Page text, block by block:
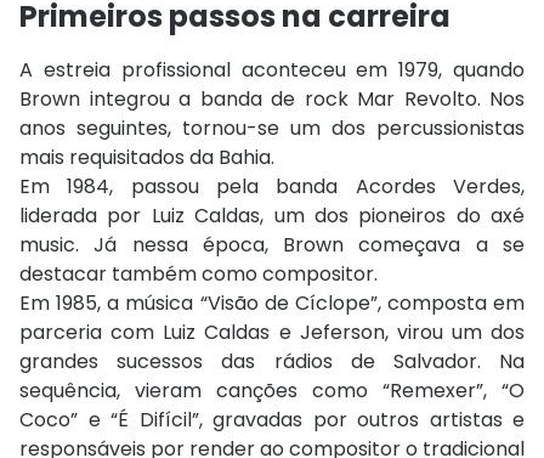
Primeiros passos na carreira
A estreia profissional aconteceu em 1979, quando
Brown integrou a banda de rock Mar Revolto. Nos
anos seguintes, tornou-se um dos percussionistas
mais requisitados da Bahia.
Em 1984, passou pela banda Acordes Verdes,
liderada por Luiz Caldas, um dos pioneiros do axé
music. Já nessa época, Brown começava a se
destacar também como compositor.
Em 1985, a música “Visão de Cíclope”, composta em
parceria com Luiz Caldas e Jeferson, virou um dos
grandes sucessos das rádios de Salvador. Na
sequência, vieram canções como “Remexer”, “O
Coco” e “É Difícil”, gravadas por outros artistas e
responsáveis por render ao compositor o tradicional